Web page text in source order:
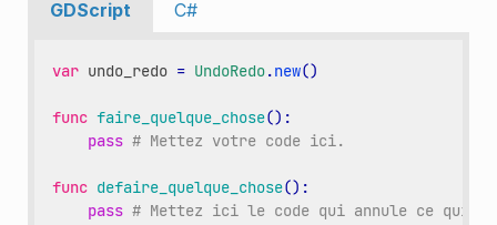
GDScript C#
var undo_redo = UndoRedo.new()
func faire_quelque_chose():
pass # Mettez votre code ici.
func defaire_quelque_chose():
pass # Mettez ici le code qui annule ce qui